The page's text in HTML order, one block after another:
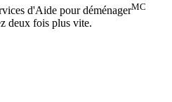
d'Aide pour déménagerMC
deux fois plus vite.